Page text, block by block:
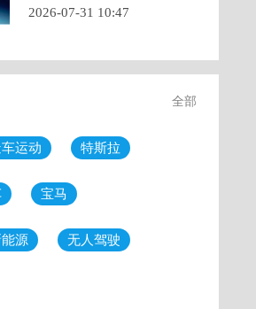
2026-07-31 10:47
全部
运动 特斯拉
宝马
源 无人驾驶